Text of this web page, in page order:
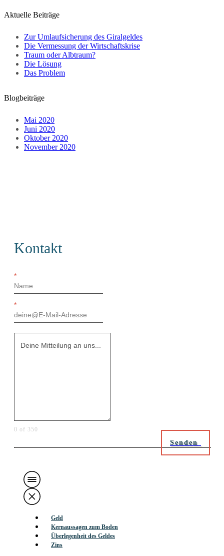
Aktuelle Beiträge
Zur Umlaufsicherung des Giralgeldes
Die Vermessung der Wirtschaftskrise
Traum oder Albtraum?
Die Lösung
Das Problem
Blogbeiträge
Mai 2020
Juni 2020
Oktober 2020
November 2020
Kontakt
*
*
0 of 350
Senden
Geld
Kernaussagen zum Boden
Überlegenheit des Geldes
Zins